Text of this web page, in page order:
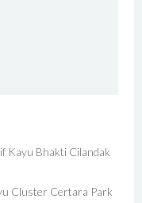
Kayu Bhakti Cilandak
Cluster Certara Park